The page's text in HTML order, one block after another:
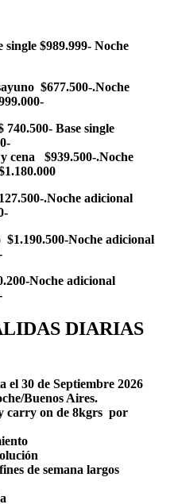
$989.999- Noche
$677.500-.Noche
Base single
cena $939.500-.Noche
.Noche adicional
Noche adicional
Noche adicional
DIARIAS
el 30 de Septiembre 2026
Buenos Aires.
carry on de 8kgrs por
de semana largos